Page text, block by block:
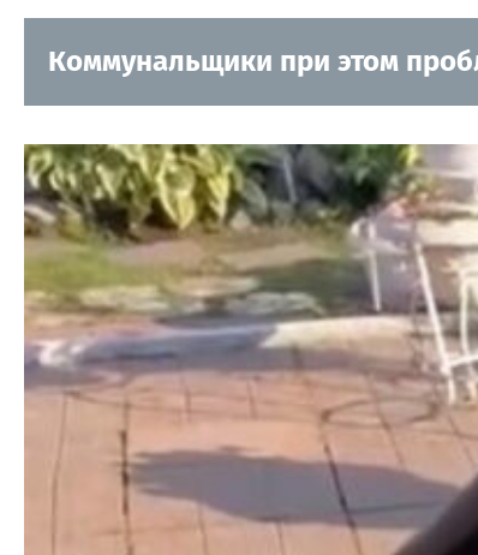
Коммунальщики при этом